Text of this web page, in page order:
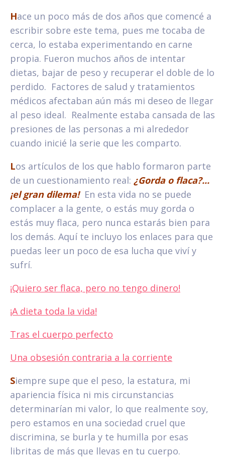
Hace un poco más de dos años que comencé a
escribir sobre este tema, pues me tocaba de
cerca, lo estaba experimentando en carne
propia. Fueron muchos años de intentar
dietas, bajar de peso y recuperar el doble de lo
perdido. Factores de salud y tratamientos
médicos afectaban aún más mi deseo de llegar
al peso ideal. Realmente estaba cansada de las
presiones de las personas a mi alrededor
cuando inicié la serie que les comparto.
Los artículos de los que hablo formaron parte
de un cuestionamiento real: ¿Gorda o flaca?...
¡el gran dilema!En esta vida no se puede
complacer a la gente, o estás muy gorda o
estás muy flaca, pero nunca estarás bien para
los demás. Aquí te incluyo los enlaces para que
puedas leer un poco de esa lucha que viví y
sufrí.
¡Quiero ser flaca, pero no tengo dinero!
¡A dieta toda la vida!
Tras el cuerpo perfecto
Una obsesión contraria a la corriente
Siempre supe que el peso, la estatura, mi
apariencia física ni mis circunstancias
determinarían mi valor, lo que realmente soy,
pero estamos en una sociedad cruel que
discrimina, se burla y te humilla por esas
libritas de más que llevas en tu cuerpo.